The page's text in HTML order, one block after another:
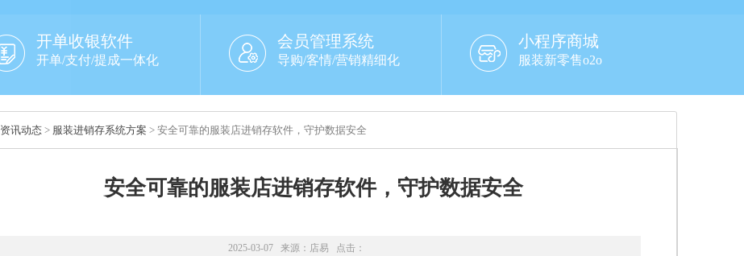
开单收银软件
开单/支付/提成一体化
会员管理系统
导购/客情/营销精细化
小程序商城
服装新零售o2o
资讯动态 > 服装进销存系统方案 > 安全可靠的服装店进销存软件，守护数据安全
安全可靠的服装店进销存软件，守护数据安全
2025-03-07 来源： 店易 点击：